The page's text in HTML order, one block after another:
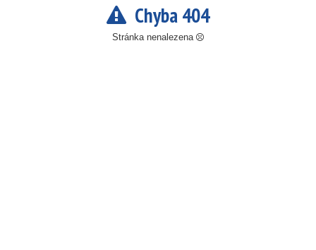
Chyba 404
Stránka nenalezena